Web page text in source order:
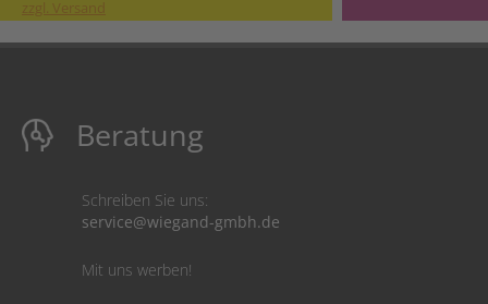
zzgl. Versand
Beratung
Schreiben Sie uns:
service@wiegand-gmbh.de
Mit uns werben!